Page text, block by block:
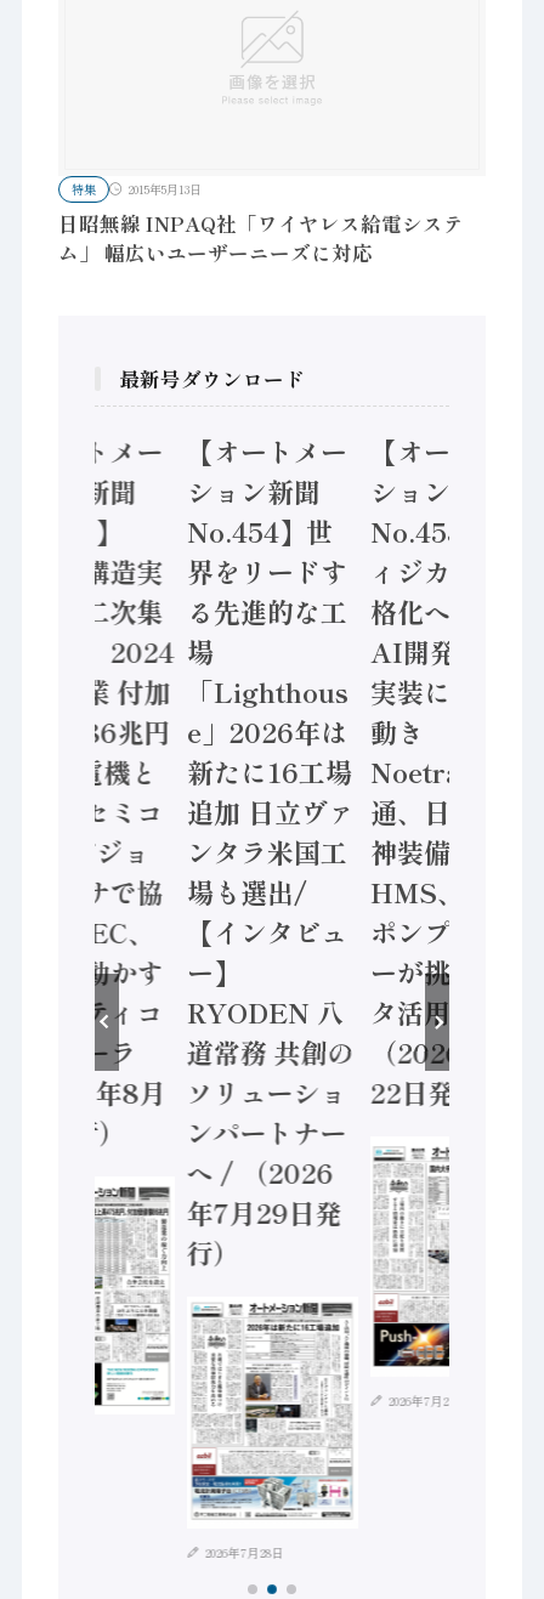
特集 2015年5月13日
日昭無線 INPAQ社「ワイヤレス給電システ
ム」 幅広いユーザーニーズに対応
最新号ダウンロード
【オートメー
ション新聞
No.455】
「経済構造実
態調査二次集
計結果」2024
年製造業 付加
価値額86兆円
/ 三菱電機と
ソニーセミコ
ン AIビジョ
ンセンサで協
業 / IDEC、
安全に動かす
セーフティコ
ントローラ
（2026年8月
5日発行）
【オートメー
ション新聞
No.454】世
界をリードす
る先進的な工
場
「Lighthous
e」2026年は
新たに16工場
追加 日立ヴァ
ンタラ米国工
場も選出/
【インタビュ
ー】
RYODEN 八
道常務 共創の
ソリューショ
ンパートナー
へ / （2026
年7月29日発
行）
2026年7月28日
【オートメー
ション新聞
No.453】フ
ィジカルAI本
格化へ 国産
AI開発や社会
実装に活発な
動き
Noetra、富士
通、日立 / 兵
神装備 ×
HMS、老舗
ポンプメーカ
ーが挑むデー
タ活用 など
（2026年7月
22日発行）
2026年7月21日